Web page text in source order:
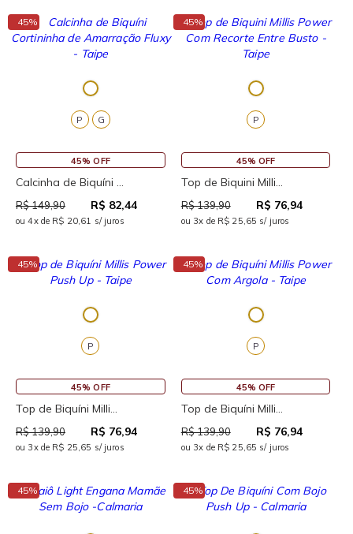
45%
G
P
45% OFF
Calcinha de Biquíni ...
R$ 149,90 R$ 82,44
ou 4x de R$ 20,61 s/ juros
45%
P
45% OFF
Top de Biquini Milli...
R$ 139,90 R$ 76,94
ou 3x de R$ 25,65 s/ juros
45%
P
45% OFF
Top de Biquíni Milli...
R$ 139,90 R$ 76,94
ou 3x de R$ 25,65 s/ juros
45%
P
45% OFF
Top de Biquíni Milli...
R$ 139,90 R$ 76,94
ou 3x de R$ 25,65 s/ juros
45% 45%